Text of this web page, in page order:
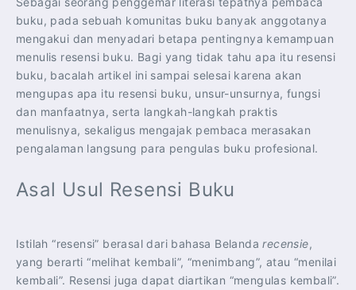
buku, pada sebuah komunitas buku banyak anggotanya
mengakui dan menyadari betapa pentingnya kemampuan
menulis resensi buku. Bagi yang tidak tahu apa itu resensi
buku, bacalah artikel ini sampai selesai karena akan
mengupas apa itu resensi buku, unsur-unsurnya, fungsi
dan manfaatnya, serta langkah-langkah praktis
menulisnya, sekaligus mengajak pembaca merasakan
pengalaman langsung para pengulas buku profesional.
Asal Usul Resensi Buku
Istilah “resensi” berasal dari bahasa Belandarecensie,
yang berarti “melihat kembali”, “menimbang”, atau “menilai
kembali”. Resensi juga dapat diartikan “mengulas kembali”.